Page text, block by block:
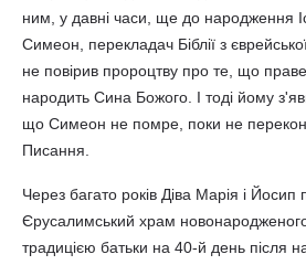
ним, у давні часи, ще до народження
Симеон, перекладач Біблії з
не повірив пророцтву про те, що
народить Сина Божого. І тоді йому
що Симеон не помре, поки не
Писання.
Через багато років Діва Марія і Йосип
Єрусалимський храм
традицією батьки на 40-й день після